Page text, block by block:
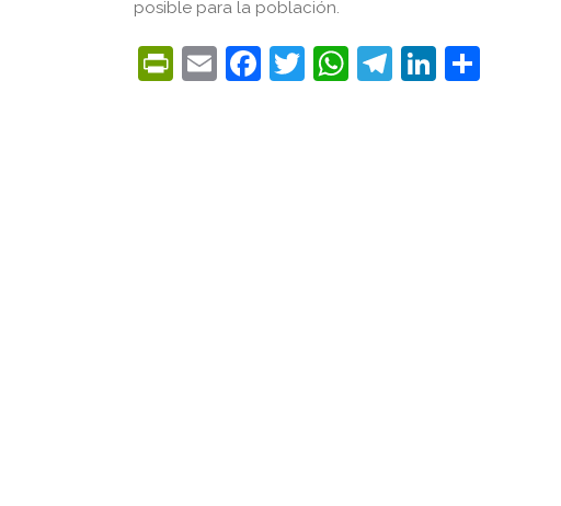
posible para la población.
PrintFriendly
EmailFacebook
Twitter
WhatsApp
Telegram
LinkedIn